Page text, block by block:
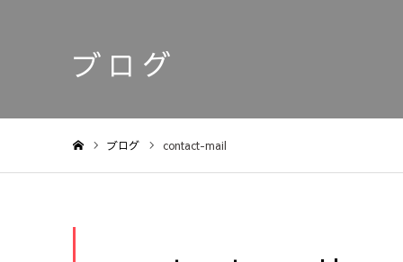
ブログ
ブログ contact-mail